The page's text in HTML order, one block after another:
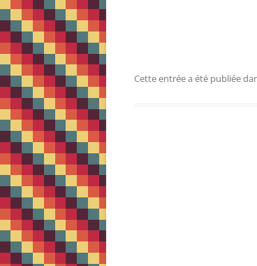
Cette entrée a été publiée